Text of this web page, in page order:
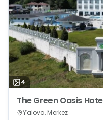
4
The Green Oasis
Yalova, Merkez